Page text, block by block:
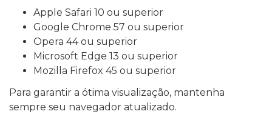
Apple Safari 10 ou superior
Google Chrome 57 ou superior
Opera 44 ou superior
Microsoft Edge 13 ou superior
Mozilla Firefox 45 ou superior
Para garantir a ótima visualização, mantenha
sempre seu navegador atualizado.